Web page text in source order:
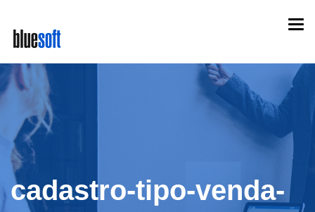
main
content
cadastro-tipo-venda-